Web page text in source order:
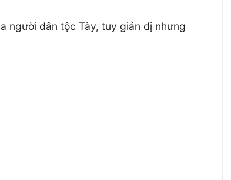
người dân tộc Tày, tuy giản dị nhưng